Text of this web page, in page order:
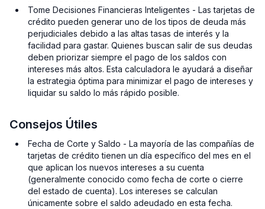
Tome Decisiones Financieras Inteligentes - Las tarjetas de
crédito pueden generar uno de los tipos de deuda más
perjudiciales debido a las altas tasas de interés y la
facilidad para gastar. Quienes buscan salir de sus deudas
deben priorizar siempre el pago de los saldos con
intereses más altos. Esta calculadora le ayudará a diseñar
la estrategia óptima para minimizar el pago de intereses y
liquidar su saldo lo más rápido posible.
Consejos Útiles
Fecha de Corte y Saldo - La mayoría de las compañías de
tarjetas de crédito tienen un día específico del mes en el
que aplican los nuevos intereses a su cuenta
(generalmente conocido como fecha de corte o cierre
del estado de cuenta). Los intereses se calculan
únicamente sobre el saldo adeudado en esta fecha.